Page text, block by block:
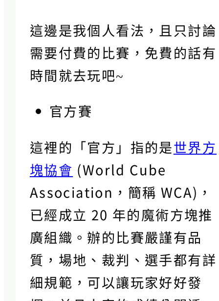
這邊是我個人看法，且只討論
需要付費的比賽，免費的話有
時間就去玩吧~
官方賽
這裡的「官方」指的是世界方
塊協會 (World Cube
Association，簡稱 WCA)，
已經成立 20 年的魔術方塊推
廣組織。辦的比賽嚴謹有品
質，場地、裁判、選手都有詳
細規範，可以讓玩家好好發